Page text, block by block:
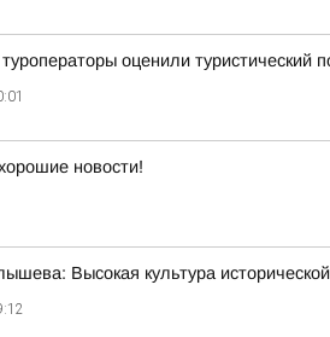
туроператоры оценили туристический
новости!
Высокая культура